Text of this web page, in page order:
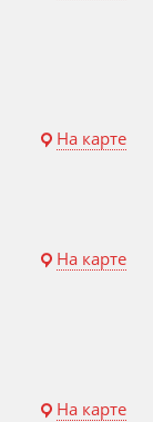
На карте
На карте
На карте